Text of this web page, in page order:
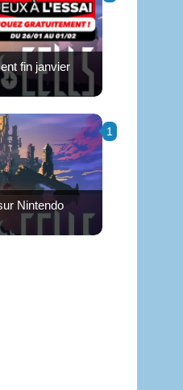
fin janvier
1
Nintendo